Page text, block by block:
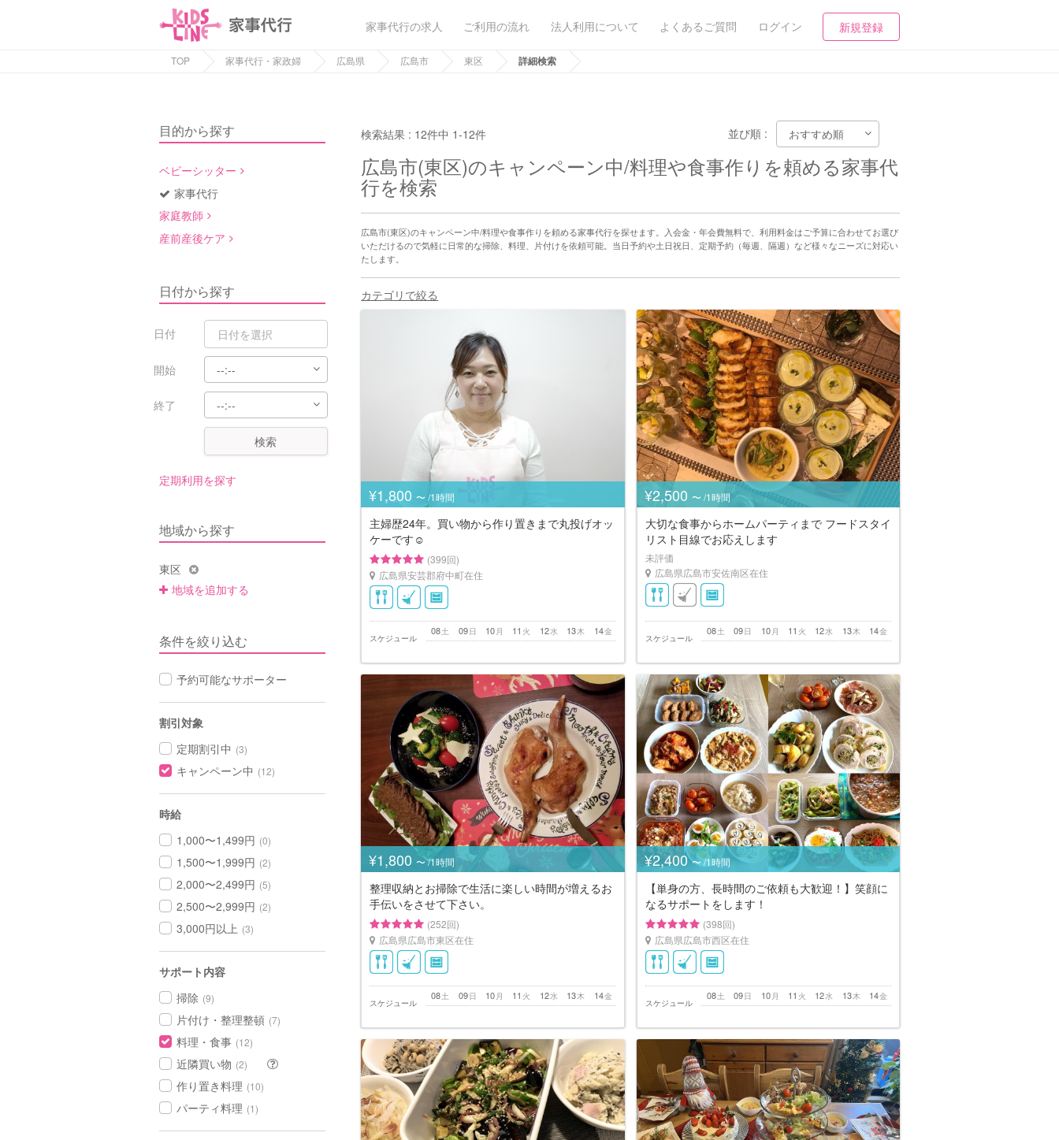
家事代行の求人 ご利用の流れ 法人利用について よくあるご質問 ログイン 新規登録
TOP 家事代行・家政婦 広島県 広島市 東区 詳細検索
目的から探す
ベビーシッター
家事代行
家庭教師
産前産後ケア
日付から探す
日付
開始
終了
検索
定期利用を探す
地域から探す
東区
地域を追加する
条件を絞り込む
予約可能なサポーター
割引対象
定期割引中 (3)
キャンペーン中 (12)
時給
1,000〜1,499円 (0)
1,500〜1,999円 (2)
2,000〜2,499円 (5)
2,500〜2,999円 (2)
3,000円以上 (3)
サポート内容
掃除 (9)
片付け・整理整頓 (7)
料理・食事 (12)
近隣買い物 (2)
作り置き料理 (10)
パーティ料理 (1)
検索結果 : 12件中 1-12件 並び順 :
広島市(東区)のキャンペーン中/料理や食事作りを頼める家事代
行を検索
広島市(東区)のキャンペーン中/料理や食事作りを頼める家事代行を探せます。入会金・年会費無料で、利用料金はご予算に合わせてお選び
いただけるので気軽に日常的な掃除、料理、片付けを依頼可能。当日予約や土日祝日、定期予約（毎週、隔週）など様々なニーズに対応い
たします。
カテゴリで絞る
¥1,800 〜 /1時間
主婦歴24年。買い物から作り置きまで丸投げオッ
ケーです☺︎
(399回)
広島県安芸郡府中町在住
スケジュール
土
08 日
09 月
10 火
11 水
12 木
13 金
14
¥2,500 〜 /1時間
大切な食事からホームパーティまで フードスタイ
リスト目線でお応えします
未評価
広島県広島市安佐南区在住
スケジュール
土
08 日
09 月
10 火
11 水
12 木
13 金
14
¥1,800 〜 /1時間
整理収納とお掃除で生活に楽しい時間が増えるお
手伝いをさせて下さい。
(252回)
広島県広島市東区在住
スケジュール
土
08 日
09 月
10 火
11 水
12 木
13 金
14
¥2,400 〜 /1時間
【単身の方、長時間のご依頼も大歓迎！】笑顔に
なるサポートをします！
(398回)
広島県広島市西区在住
スケジュール
土
08 日
09 月
10 火
11 水
12 木
13 金
14